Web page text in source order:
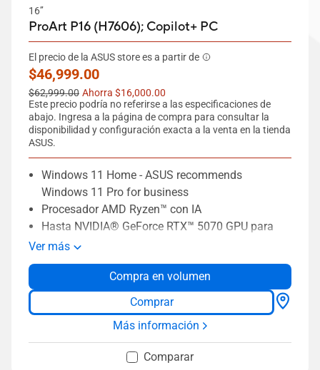
16’’
ProArt P16 (H7606); Copilot+ PC
El precio de la ASUS store es a partir de
New price
$46,999.00
Old price
$62,999.00 Ahorra $16,000.00
Este precio podría no referirse a las especificaciones de
abajo. Ingresa a la página de compra para consultar la
disponibilidad y configuración exacta a la venta en la tienda
ASUS.
Windows 11 Home - ASUS recommends
Windows 11 Pro for business
Procesador AMD Ryzen™ con IA
Hasta NVIDIA® GeForce RTX™ 5070 GPU para
laptops
Pantalla OLED 4K de 16” en formato 16:10
Hasta 64 GB de memoria
Hasta 2 TB de almacenamiento
ASUS DialPad
Ver más
Compra en volumen
Comprar
Más información
Comparar